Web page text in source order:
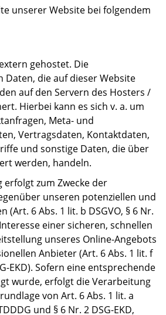
unserer Website bei folgendem
gehostet. Die
Daten, die auf dieser Website
auf den Servern des Hosters /
Hierbei kann es sich v. a. um
Meta- und
Vertragsdaten, Kontaktdaten,
und sonstige Daten, die über
werden, handeln.
erfolgt zum Zwecke der
unseren potenziellen und
(Art. 6 Abs. 1 lit. b DSGVO, § 6 Nr.
einer sicheren, schnellen
unseres Online-Angebots
Anbieter (Art. 6 Abs. 1 lit. f
EKD). Sofern eine entsprechende
wurde, erfolgt die Verarbeitung
von Art. 6 Abs. 1 lit. a
und § 6 Nr. 2 DSG-EKD,